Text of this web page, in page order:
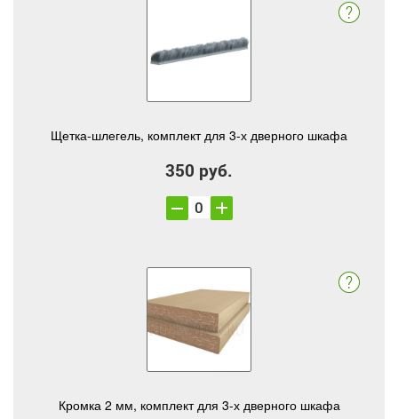
Щетка-шлегель, комплект для 3-х дверного шкафа
350 руб.
Кромка 2 мм, комплект для 3-х дверного шкафа